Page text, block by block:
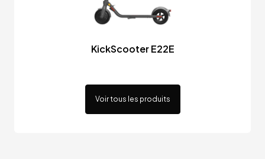
KickScooter E22E
Voir tous les produits